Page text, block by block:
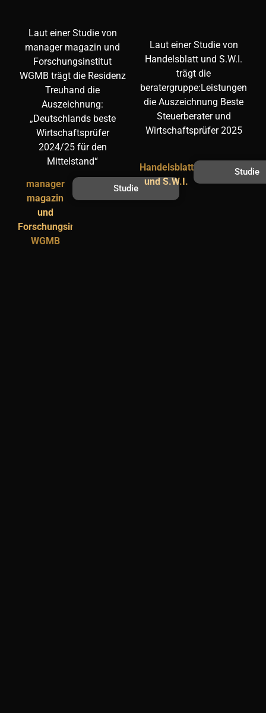
Laut einer Studie von
manager magazin und
Forschungsinstitut
WGMB trägt die Residenz
Treuhand die
Auszeichnung:
„Deutschlands beste
Wirtschaftsprüfer
2024/25 für den
Mittelstand“
manager
magazin
und
Forschungsinstitut
WGMB
Studie
Laut einer Studie von
Handelsblatt und S.W.I.
trägt die
beratergruppe:Leistungen
die Auszeichnung Beste
Steuerberater und
Wirtschaftsprüfer 2025
Handelsblatt
und S.W.I.
Studie